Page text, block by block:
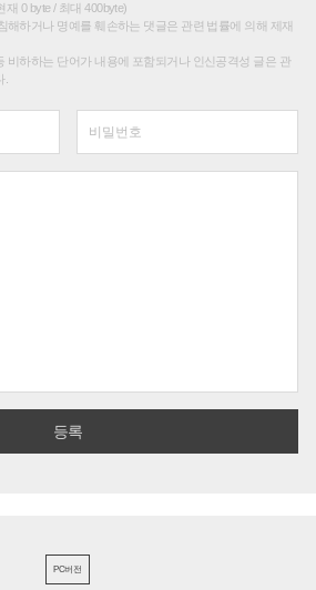
0 byte / 최대 400byte)
해하거나 명예를 훼손하는 댓글은 관련 법률에 의해 제재
비하하는 단어가 내용에 포함되거나 인신공격성 글은 관
.
PC버전